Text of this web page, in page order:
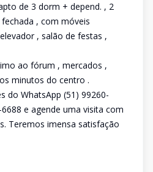
de 3 dorm + depend. , 2
, com móveis
, salão de festas ,
ao fórum , mercados ,
minutos do centro .
do WhatsApp (51) 99260-
e agende uma visita com
Teremos imensa satisfação